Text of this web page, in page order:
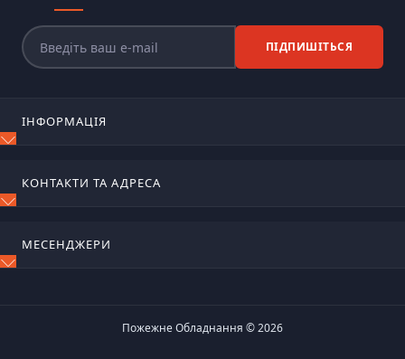
ПІДПИШІТЬСЯ
ІНФОРМАЦІЯ
Відгуки
КОНТАКТИ ТА АДРЕСА
МЕСЕНДЖЕРИ
Пожежне Обладнання © 2026